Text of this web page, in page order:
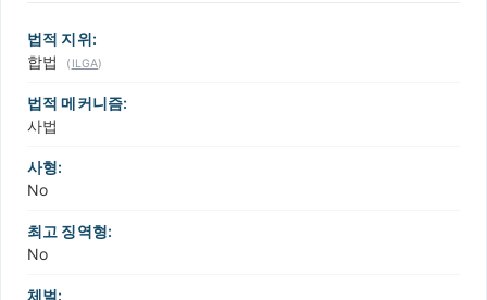
법적 지위:
합법
( ILGA)
법적 메커니즘:
사법
사형:
No
최고 징역형:
No
체벌: